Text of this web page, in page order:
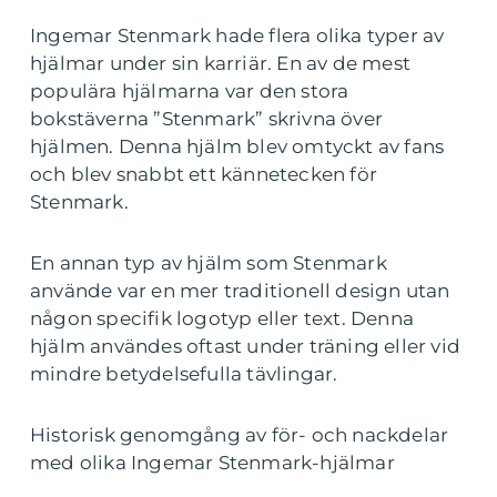
Ingemar Stenmark hade flera olika typer av
hjälmar under sin karriär. En av de mest
populära hjälmarna var den stora
bokstäverna ”Stenmark” skrivna över
hjälmen. Denna hjälm blev omtyckt av fans
och blev snabbt ett kännetecken för
Stenmark.
En annan typ av hjälm som Stenmark
använde var en mer traditionell design utan
någon specifik logotyp eller text. Denna
hjälm användes oftast under träning eller vid
mindre betydelsefulla tävlingar.
Historisk genomgång av för- och nackdelar
med olika Ingemar Stenmark-hjälmar